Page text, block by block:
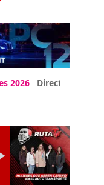
2026 Directorio Expo